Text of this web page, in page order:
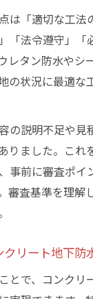
は「適切な工法
「法令遵守」「
レタン防水やシ
の状況に最適な
の説明不足や見
りました。これ
事前に審査ポイ
審査基準を理解
リート地下防
とで、コンクリ